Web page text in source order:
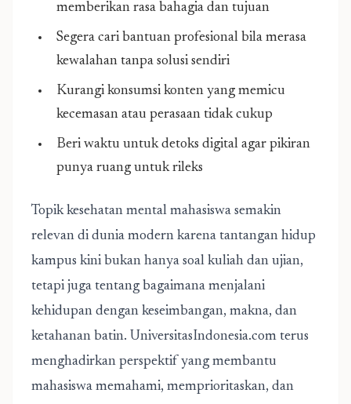
memberikan rasa bahagia dan tujuan
Segera cari bantuan profesional bila merasa
kewalahan tanpa solusi sendiri
Kurangi konsumsi konten yang memicu
kecemasan atau perasaan tidak cukup
Beri waktu untuk detoks digital agar pikiran
punya ruang untuk rileks
Topik kesehatan mental mahasiswa semakin
relevan di dunia modern karena tantangan hidup
kampus kini bukan hanya soal kuliah dan ujian,
tetapi juga tentang bagaimana menjalani
kehidupan dengan keseimbangan, makna, dan
ketahanan batin. UniversitasIndonesia.com terus
menghadirkan perspektif yang membantu
mahasiswa memahami, memprioritaskan, dan